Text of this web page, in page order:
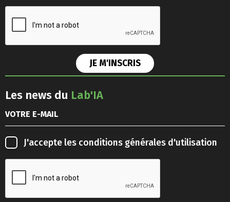
Les news du Lab'IA
J'accepte les conditions générales d'utilisation